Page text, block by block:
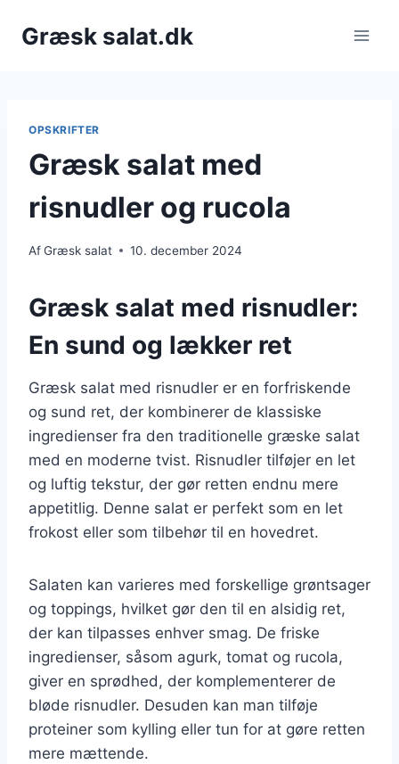
Græsk salat.dk
OPSKRIFTER
Græsk salat med
risnudler og rucola
AfGræsk salat 10. december 2024
Græsk salat med risnudler:
En sund og lækker ret
Græsk salat med risnudler er en forfriskende
og sund ret, der kombinerer de klassiske
ingredienser fra den traditionelle græske salat
med en moderne tvist. Risnudler tilføjer en let
og luftig tekstur, der gør retten endnu mere
appetitlig. Denne salat er perfekt som en let
frokost eller som tilbehør til en hovedret.
Salaten kan varieres med forskellige grøntsager
og toppings, hvilket gør den til en alsidig ret,
der kan tilpasses enhver smag. De friske
ingredienser, såsom agurk, tomat og rucola,
giver en sprødhed, der komplementerer de
bløde risnudler. Desuden kan man tilføje
proteiner som kylling eller tun for at gøre retten
mere mættende.